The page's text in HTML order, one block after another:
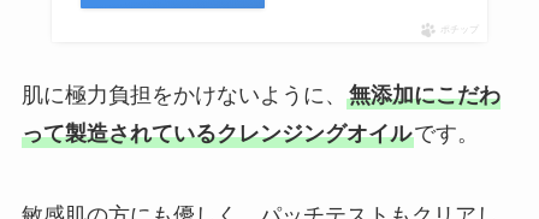
ポチップ
肌に極力負担をかけないように、 無添加にこだわ
って製造されているクレンジングオイルです。